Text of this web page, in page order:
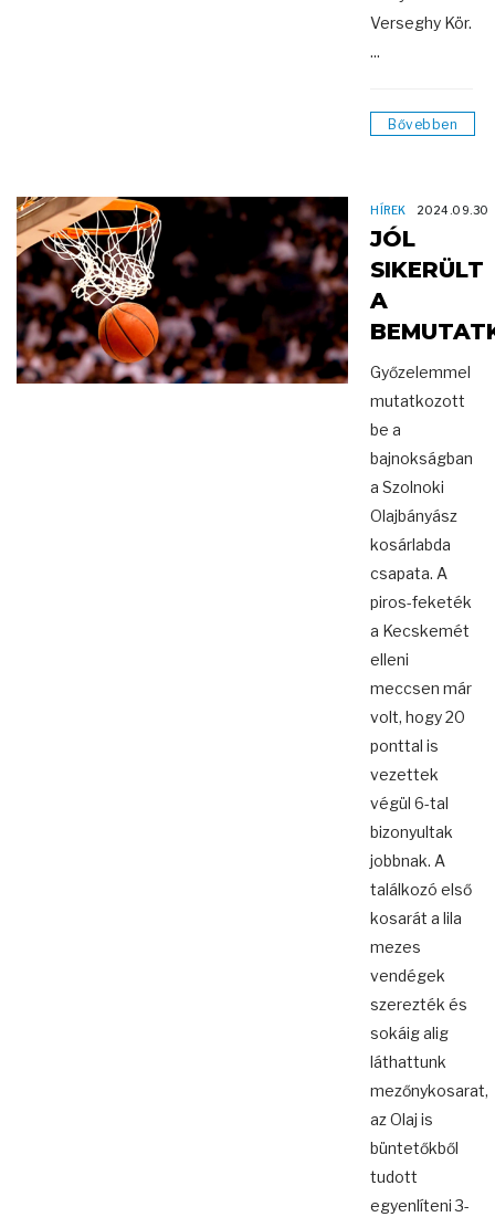
Verseghy Kör.
...
Bővebben
HÍREK 2024.09.30
JÓL
SIKERÜLT
A
Győzelemmel
mutatkozott
be a
bajnokságban
a Szolnoki
Olajbányász
kosárlabda
csapata. A
piros-feketék
a Kecskemét
elleni
meccsen már
volt, hogy 20
ponttal is
vezettek
végül 6-tal
bizonyultak
jobbnak. A
találkozó első
kosarát a lila
mezes
vendégek
szerezték és
sokáig alig
láthattunk
mezőnykosarat,
az Olaj is
büntetőkből
tudott
egyenlíteni 3-